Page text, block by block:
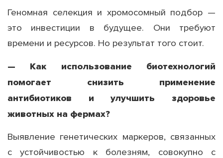
Геномная селекция и хромосомный подбор —
это инвестиции в будущее. Они требуют
времени и ресурсов. Но результат того стоит.
— Как использование биотехнологий
помогает снизить применение
антибиотиков и улучшить здоровье
животных на фермах?
Выявление генетических маркеров, связанных
с устойчивостью к болезням, совокупно с